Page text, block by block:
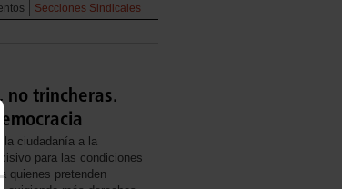
Secciones Sindicales
no trincheras.
la ciudadanía a la
para las condiciones
quienes pretenden